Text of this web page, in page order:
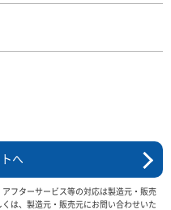
へ
フターサービス等の対応は製造元・販売
は、製造元・販売元にお問い合わせいた